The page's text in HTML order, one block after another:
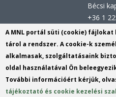
Bécsi
+36 1
Óbudai
+36 1
Tel.:
A MNL portál süti (cookie) fájlokat
tárol a rendszer. A cookie-k
alkalmasak, szolgáltatásaink
oldal használatával Ön
További információért kérjük,
tájékoztató és cookie kezelési